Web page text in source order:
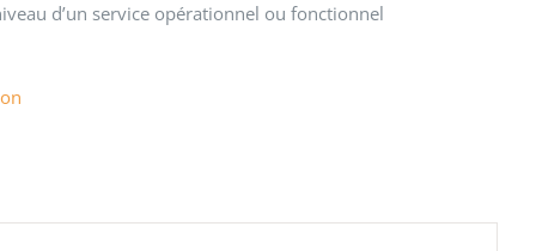
d’un service opérationnel ou fonctionnel